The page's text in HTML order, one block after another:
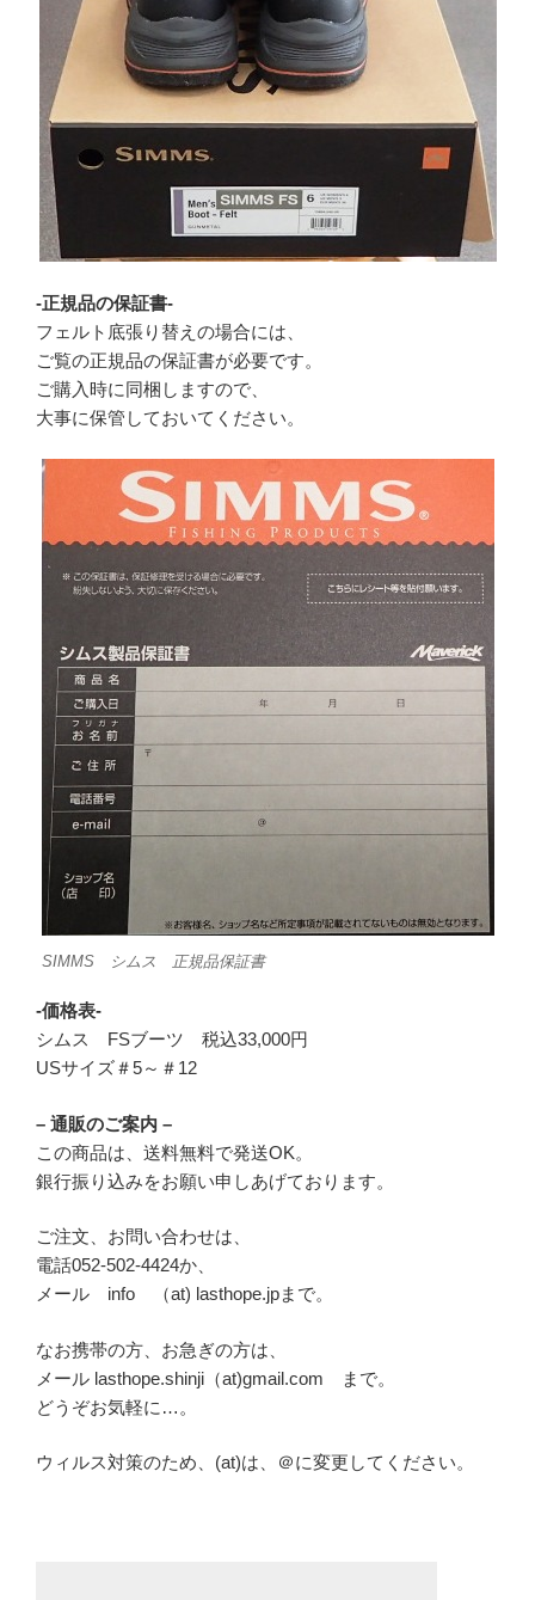
-正規品の保証書-
フェルト底張り替えの場合には、
ご覧の正規品の保証書が必要です。
ご購入時に同梱しますので、
大事に保管しておいてください。
SIMMS シムス 正規品保証書
-価格表-
シムス FSブーツ 税込33,000円
USサイズ＃5～＃12
– 通販のご案内 –
この商品は、送料無料で発送OK。
銀行振り込みをお願い申しあげております。
ご注文、お問い合わせは、
電話052-502-4424か、
メール info （at) lasthope.jpまで。
なお携帯の方、お急ぎの方は、
メール lasthope.shinji（at)gmail.com まで。
どうぞお気軽に…。
ウィルス対策のため、(at)は、＠に変更してください。